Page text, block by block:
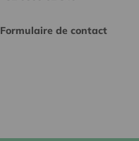
Formulaire de contact